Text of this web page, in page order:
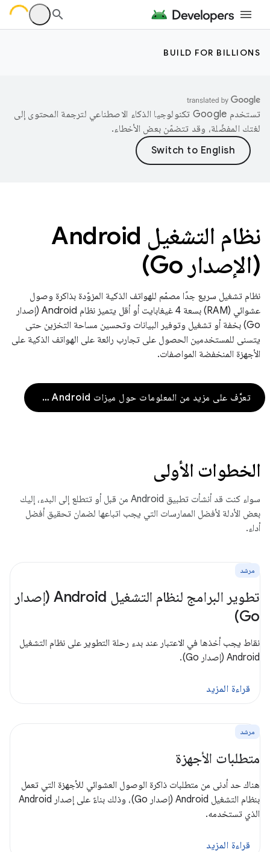
BUILD FOR BILLIONS
تستخدم Google تكنولوجيا الذكاء الاصطناعي لترجمة المحتوى إلى
لغتك المفضّلة، وقد تتضمّن بعض الأخطاء.
نظام التشغيل Android
(الإصدار Go)
نظام تشغيل سريع جدًا مصمّم للهواتف الذكية المزوّدة بذاكرة وصول
عشوائي (RAM) بسعة 4 غيغابايت أو أقل يتميز نظام Android (إصدار
Go) بخفة أو تشغيل وتوفير البيانات وتحسين مساحة التخزين حتى
يتسنى للمستخدمين الحصول على تجارب رائعة على الهواتف الذكية على
الأجهزة المنخفضة المواصفات.
تعرَّف على مزيد من المعلومات حول ميزات Android (إصدار Go)
الخطوات الأولى
سواء كنت قد أنشأت تطبيق Android من قبل أو تتطلع إلى البدء، إليك
بعض الأدلة لأفضل الممارسات التي يجب اتباعها لضمان تحقيق أفضل
أداء.
مرشد
تطوير البرامج لنظام التشغيل Android (إصدار
Go)
نقاط يجب أخذها في الاعتبار عند بدء رحلة التطوير على نظام التشغيل
Android (إصدار Go).
قراءة المزيد
مرشد
متطلبات الأجهزة
هناك حد أدنى من متطلبات ذاكرة الوصول العشوائي للأجهزة التي تعمل
بنظام التشغيل Android (إصدار Go)، وذلك بناءً على إصدار Android
الذي تستخدمه.
قراءة المزيد